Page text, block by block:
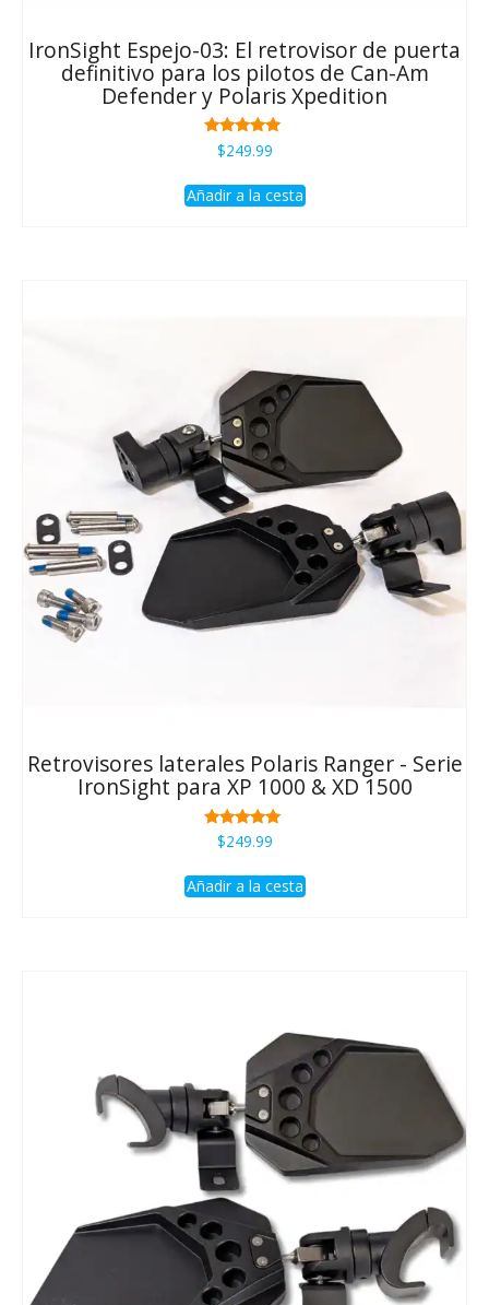
IronSight Espejo-03: El retrovisor de puerta
definitivo para los pilotos de Can-Am
Defender y Polaris Xpedition
Rated
4.67
$249.99
Añadir a la cesta
Retrovisores laterales Polaris Ranger - Serie
IronSight para XP 1000 & XD 1500
Rated
5.00
$249.99
Añadir a la cesta